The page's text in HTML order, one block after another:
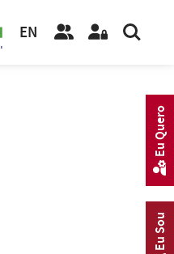
EN
Eu Sou
Eu Quero